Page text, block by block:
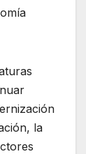
la